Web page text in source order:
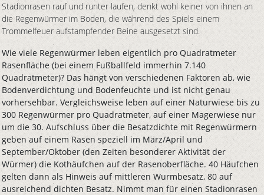
Stadionrasen rauf und runter laufen, denkt wohl keiner von ihnen an
die Regenwürmer im Boden, die während des Spiels einem
Trommelfeuer aufstampfender Beine ausgesetzt sind.
Wie viele Regenwürmer leben eigentlich pro Quadratmeter
Rasenfläche (bei einem Fußballfeld immerhin 7.140
Quadratmeter)? Das hängt von verschiedenen Faktoren ab, wie
Bodenverdichtung und Bodenfeuchte und ist nicht genau
vorhersehbar. Vergleichsweise leben auf einer Naturwiese bis zu
300 Regenwürmer pro Quadratmeter, auf einer Magerwiese nur
um die 30. Aufschluss über die Besatzdichte mit Regenwürmern
geben auf einem Rasen speziell im März/April und
September/Oktober (den Zeiten besonderer Aktivität der
Würmer) die Kothäufchen auf der Rasenoberfläche. 40 Häufchen
gelten dann als Hinweis auf mittleren Wurmbesatz, 80 auf
ausreichend dichten Besatz. Nimmt man für einen Stadionrasen